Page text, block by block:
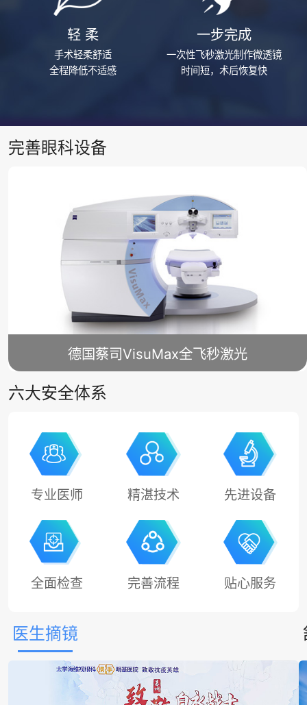
轻 柔
手术轻柔舒适
全程降低不适感
一步完成
一次性飞秒激光制作微透镜
时间短，术后恢复快
完善眼科设备
德国蔡司VisuMax全飞秒激光
六大安全体系
专业医师 精湛技术 先进设备
全面检查 完善流程 贴心服务
医生摘镜